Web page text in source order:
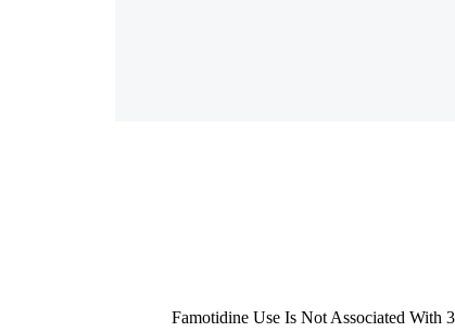
Famotidine Use Is Not Associated With